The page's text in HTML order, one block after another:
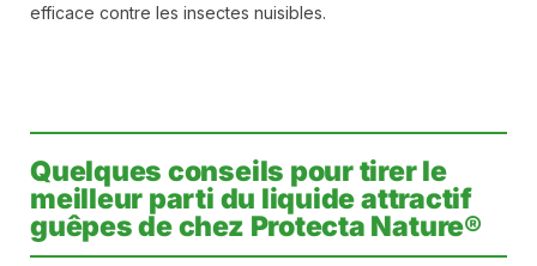
efficace contre les insectes nuisibles.
Quelques conseils pour tirer le
meilleur parti du liquide attractif
guêpes de chez Protecta Nature®